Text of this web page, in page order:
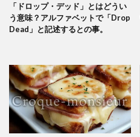
「ドロップ・デッド」とはどうい
う意味？アルファベットで「Drop
Dead」と記述するとの事。